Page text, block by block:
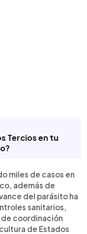
Tercios en tu
miles de casos en
además de
del parásito ha
sanitarios,
de coordinación
de Estados